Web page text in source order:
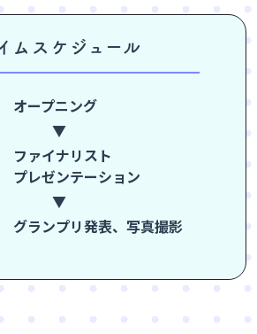
ムスケジュール
オープニング
▼
ファイナリスト
プレゼンテーション
▼
グランプリ発表、写真撮影